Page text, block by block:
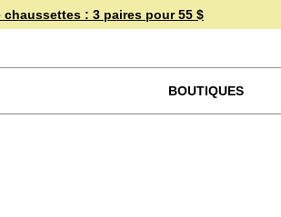
chaussettes : 3 paires pour 55 $
BOUTIQUES